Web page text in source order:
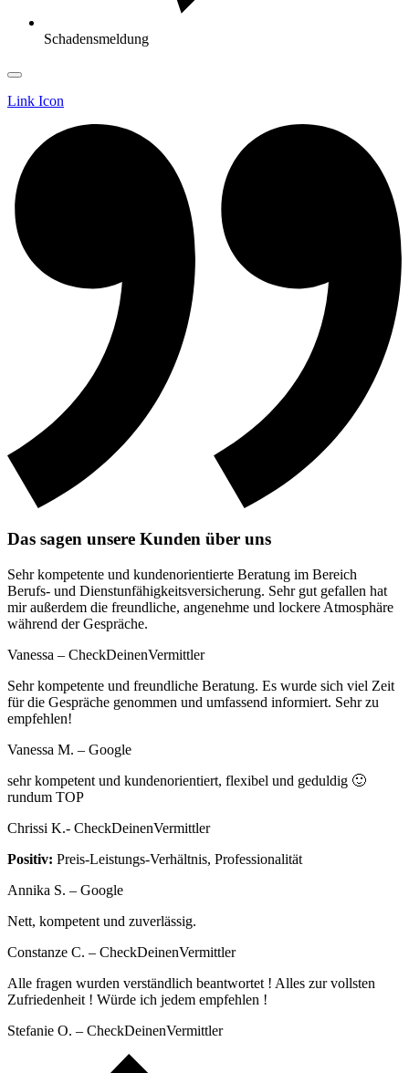
Schadensmeldung
Link Icon
Das sagen unsere Kunden über uns
Sehr kompetente und kundenorientierte Beratung im Bereich
Berufs- und Dienstunfähigkeitsversicherung. Sehr gut gefallen hat
mir außerdem die freundliche, angenehme und lockere Atmosphäre
während der Gespräche.
Vanessa – CheckDeinenVermittler
Sehr kompetente und freundliche Beratung. Es wurde sich viel Zeit
für die Gespräche genommen und umfassend informiert. Sehr zu
empfehlen!
Vanessa M. – Google
sehr kompetent und kundenorientiert, flexibel und geduldig 🙂
rundum TOP
Chrissi K.- CheckDeinenVermittler
Positiv: Preis-Leistungs-Verhältnis, Professionalität
Annika S. – Google
Nett, kompetent und zuverlässig.
Constanze C. – CheckDeinenVermittler
Alle fragen wurden verständlich beantwortet ! Alles zur vollsten
Zufriedenheit ! Würde ich jedem empfehlen !
Stefanie O. – CheckDeinenVermittler